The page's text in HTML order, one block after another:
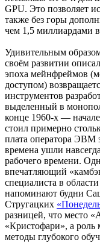
GPU. Это позволяет
также без горы
чем 1,5 миллиардами
Удивительным
своём развитии
эпоха мейнфреймов
доступом)
инструментов
выделенный в
конце 1960-х —
стоил примерно
плата оператора ЭВМ
времена ушли
рабочего времени.
впечатляющий
специалиста в
напоминают будни
Стругацких
разницей, что место
«Кристофари», а роль
методы глубокого